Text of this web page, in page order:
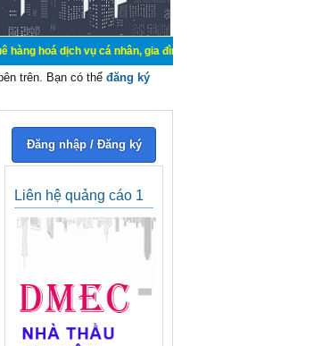
vụ cá nhân, gia đình. Mua bán, ký gửi, cho thuê thiết bị hệ
trên. Bạn có thể đăng ký
Đăng nhập / Đăng ký
Liên hệ quảng cáo 1